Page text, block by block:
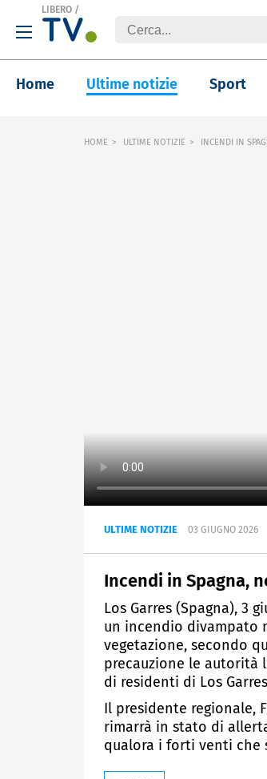
LIBERO /
Home Ultime notizie Sport
HOME ULTIME NOTIZIE INCENDI IN
ULTIME NOTIZIE 03 GIUGNO 2026
Incendi in Spagna,
Los Garres (Spagna), 3
un incendio divampato
vegetazione, secondo
precauzione le autorità
di residenti di Los
Il presidente regionale,
rimarrà in stato di
qualora i forti venti che